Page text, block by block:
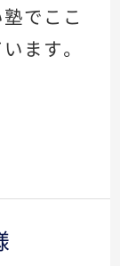
でここ
ます。